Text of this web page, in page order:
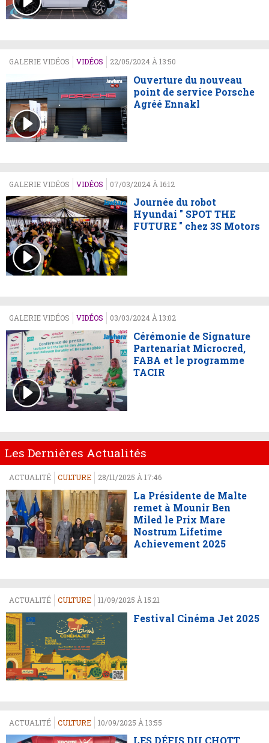
GALERIE VIDÉOS VIDÉOS 22/05/2024 À 13:50
Ouverture du nouveau
point de service Porsche
Agréé Ennakl
GALERIE VIDÉOS VIDÉOS 07/03/2024 À 16:12
Journée du robot
Hyundai " SPOT THE
FUTURE " chez 3S Motors
GALERIE VIDÉOS VIDÉOS 03/03/2024 À 13:02
Cérémonie de Signature
Partenariat Microcred,
FABA et le programme
TACIR
Les Dernières Actualités
ACTUALITÉ CULTURE 28/11/2025 À 17:46
La Présidente de Malte
remet à Mounir Ben
Miled le Prix Mare
Nostrum Lifetime
Achievement 2025
ACTUALITÉ CULTURE 11/09/2025 À 15:21
Festival Cinéma Jet 2025
ACTUALITÉ CULTURE 10/09/2025 À 13:55